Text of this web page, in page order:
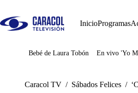
InicioProgramas
Juegos
Bebé de Laura Tobón En vivo 'Yo
Caracol TV / Sábados Felices /